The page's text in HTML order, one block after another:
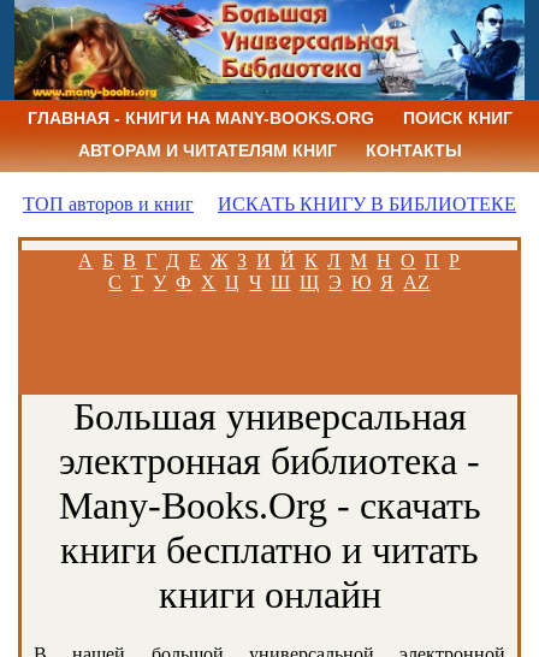
ГЛАВНАЯ - КНИГИ НА MANY-BOOKS.ORG
ПОИСК КНИГ
АВТОРАМ И ЧИТАТЕЛЯМ КНИГ
КОНТАКТЫ
ТОП авторов и книг ИСКАТЬ КНИГУ В БИБЛИОТЕКЕ
А Б В Г Д Е Ж З И Й К Л М Н О П Р
С Т У Ф Х Ц Ч Ш Щ Э Ю Я AZ
Большая универсальная
электронная библиотека -
Many-Books.Org - скачать
книги бесплатно и читать
книги онлайн